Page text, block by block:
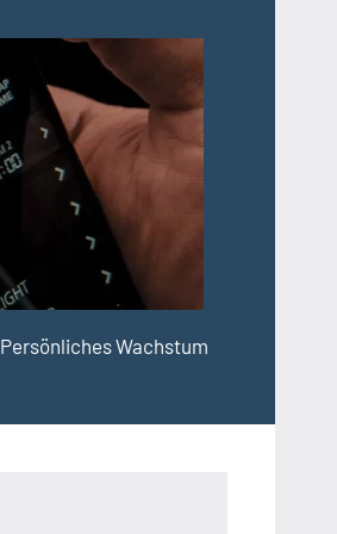
Persönliches Wachstum